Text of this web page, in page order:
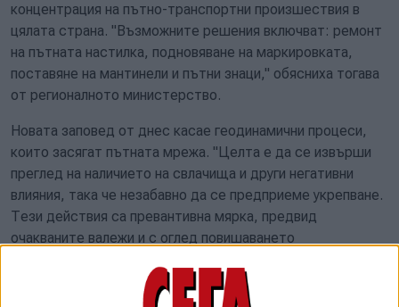
концентрация на пътно-транспортни произшествия в
цялата страна. "Възможните решения включват: ремонт
на пътната настилка, подновяване на маркировката,
поставяне на мантинели и пътни знаци," обясниха тогава
от регионалното министерство.
Новата заповед от днес касае геодинамични процеси,
които засягат пътната мрежа. "Целта е да се извърши
преглед на наличието на свлачища и други негативни
влияния, така че незабавно да се предприеме укрепване.
Тези действия са превантивна мярка, предвид
очакваните валежи и с оглед повишаването
регионалното министерство.